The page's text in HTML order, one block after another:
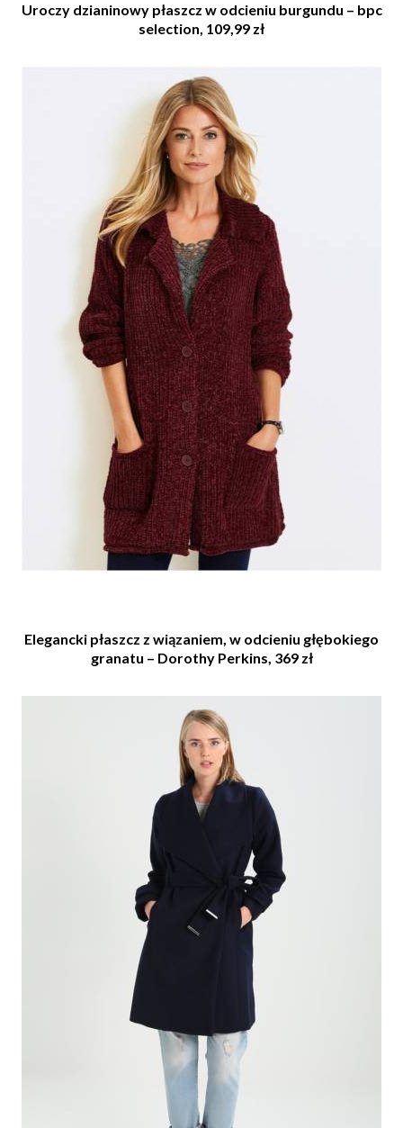
Uroczy dzianinowy płaszcz w odcieniu burgundu – bpc
selection, 109,99 zł
Elegancki płaszcz z wiązaniem, w odcieniu głębokiego
granatu – Dorothy Perkins, 369 zł